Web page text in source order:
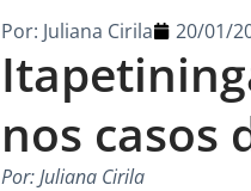
nos casos
Por: Juliana Cirila 20/01/
Por: Juliana Cirila